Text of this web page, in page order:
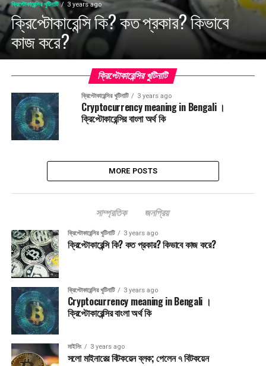
ক্রিপ্টোকারেন্সির খুটিনাটি 3 years ago
ক্রিপ্টোকারেন্সি কি? কত প্রকার? কিভাবে
কাজ করে?
ক্রিপ্টোকারেন্সির খুটিনাটি
ক্রিপ্টোকারেন্সির খুটিনাটি 3 years ago
Cryptocurrency meaning in Bengali ।
ক্রিপ্টোকারেন্সির বাংলা অর্থ কি
MORE POSTS
সাম্প্রতিক জনপ্রিয়
ক্রিপ্টোকারেন্সির খুটিনাটি 3 years ago
ক্রিপ্টোকারেন্সি কি? কত প্রকার? কিভাবে কাজ করে?
ক্রিপ্টোকারেন্সির খুটিনাটি 3 years ago
Cryptocurrency meaning in Bengali ।
ক্রিপ্টোকারেন্সির বাংলা অর্থ কি
মাইনিং 3 years ago
সলো মাইনারের বিটকয়েন ব্লক; পেলেন ৭ বিটকয়েন